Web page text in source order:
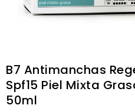
B7 Antimanchas
Spf15 Piel Mixta
50ml